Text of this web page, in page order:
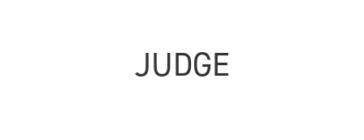
JUDGE